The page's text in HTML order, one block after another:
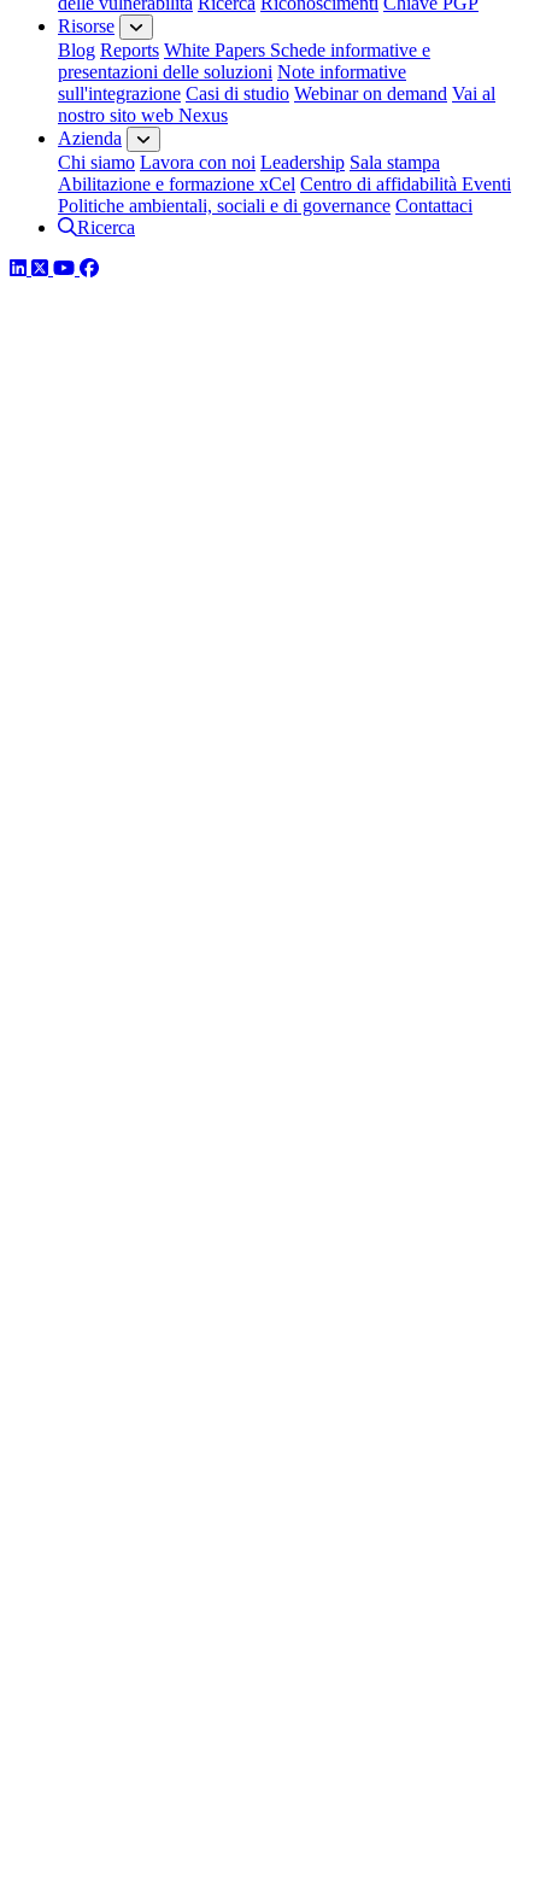
Risorse
Blog Reports White Papers Schede informative e
presentazioni delle soluzioni Note informative
sull'integrazione Casi di studio Webinar on demand Vai al
nostro sito web Nexus
Azienda
Chi siamo Lavora con noi Leadership Sala stampa
Abilitazione e formazione xCel Centro di affidabilità Eventi
Politiche ambientali, sociali e di governance Contattaci
Ricerca
LinkedIn
TwitterYouTube
Facebook